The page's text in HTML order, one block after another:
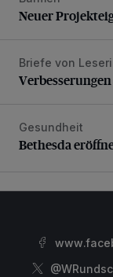
Neuer
Briefe von
Bethesda
Gesundheit
Bethesda